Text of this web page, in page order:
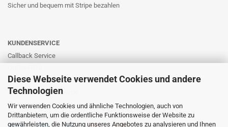
Diese Webseite verwendet Cookies und andere
Technologien
Wir verwenden Cookies und ähnliche Technologien, auch von
Drittanbietern, um die ordentliche Funktionsweise der Website zu
gewährleisten, die Nutzung unseres Angebotes zu analysieren und Ihnen
Sicher und bequem mit Stripe bezahlen
KUNDENSERVICE
Callback Service
Kontaktformular
E-Mail: info@likernow.de
Skype Live Support
Ihre Meinung und Ideen